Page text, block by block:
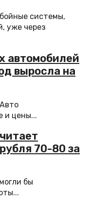
системы,
уже через
автомобилей
выросла на
и цены...
70-80 за
бы